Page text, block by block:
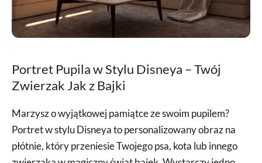
Portret Pupila w Stylu Disneya – Twój
Zwierzak Jak z Bajki
Marzysz o wyjątkowej pamiątce ze swoim pupilem?
Portret w stylu Disneya to personalizowany obraz na
płótnie, który przeniesie Twojego psa, kota lub innego